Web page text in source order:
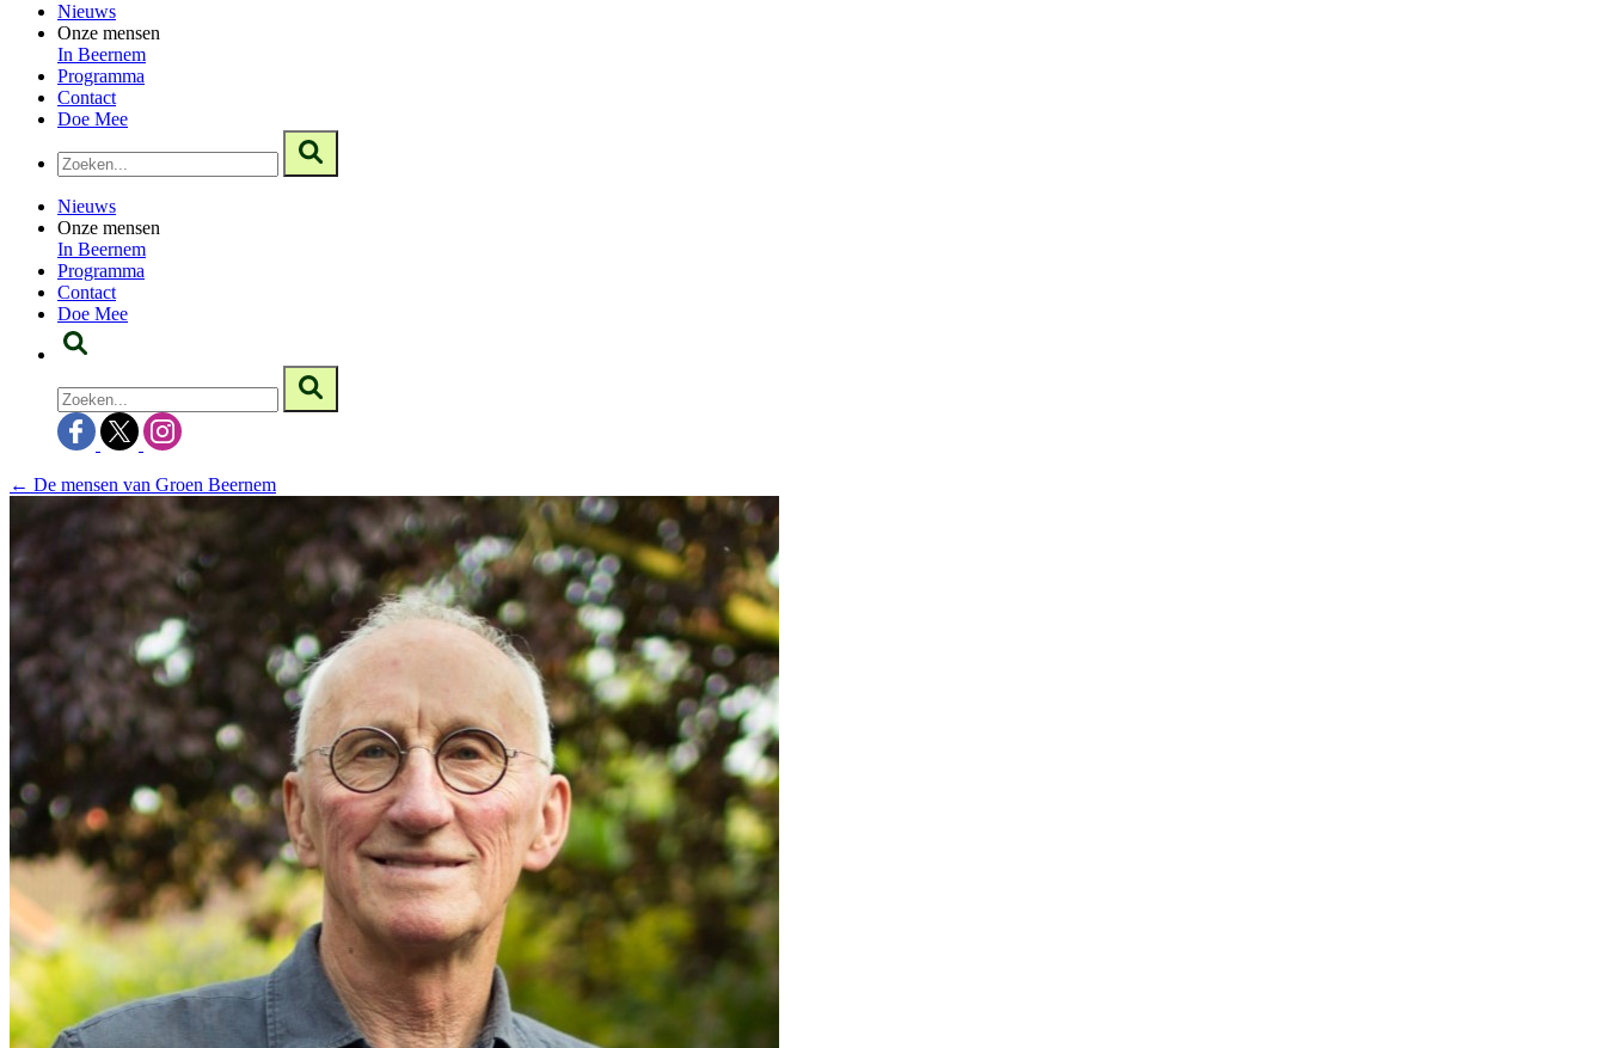
Nieuws
Onze mensen
In Beernem
Programma
Contact
Doe Mee
Nieuws
Onze mensen
In Beernem
Programma
Contact
Doe Mee
← De mensen van Groen Beernem